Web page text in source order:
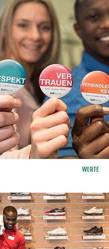
WERTE